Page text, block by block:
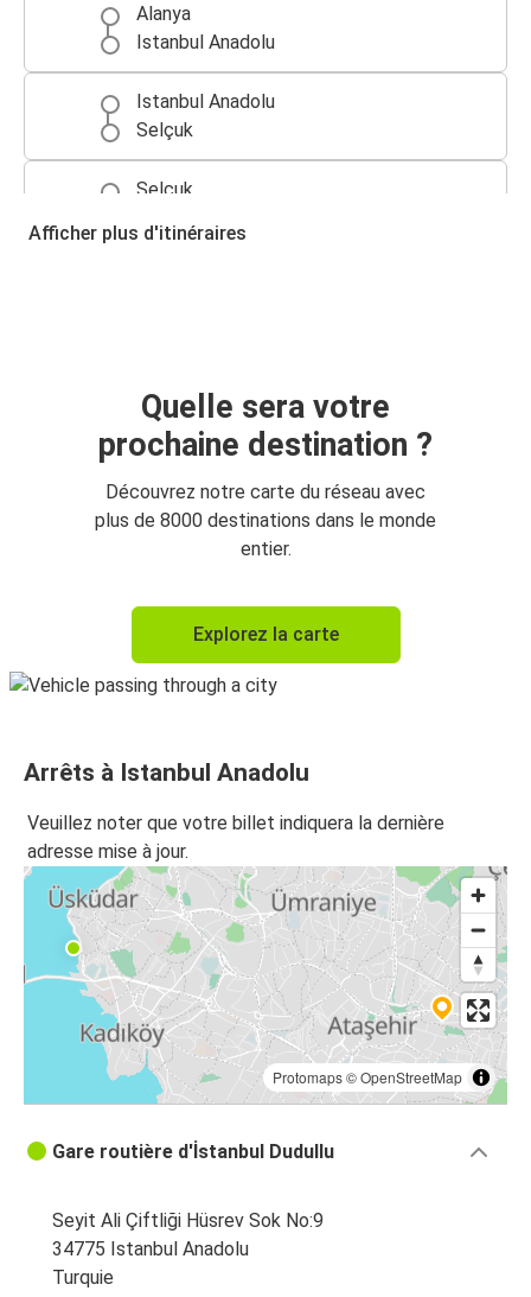
Alanya
Istanbul Anadolu
Istanbul Anadolu
Selçuk
Selçuk
Afficher plus d'itinéraires
Quelle sera votre
prochaine destination ?
Découvrez notre carte du réseau avec
plus de 8000 destinations dans le monde
entier.
Explorez la carte
Arrêts à Istanbul Anadolu
Veuillez noter que votre billet indiquera la dernière
adresse mise à jour.
Protomaps©OpenStreetMap
Gare routière d'İstanbul Dudullu
Seyit Ali Çiftliği Hüsrev Sok No:9
34775 Istanbul Anadolu
Turquie